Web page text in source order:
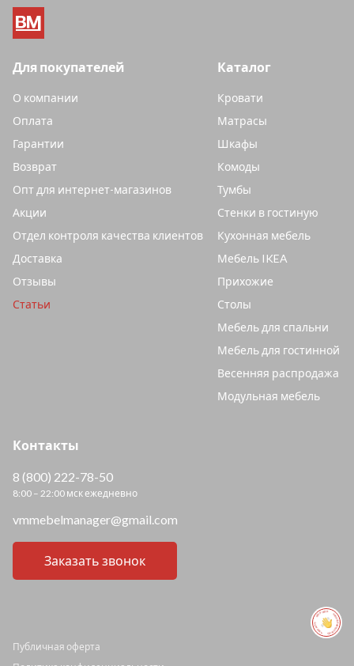
ПОМОЩЬ ПОМОЩЬ ПОМОЩЬ ПОМОЩЬ
Контакты
8 (800) 222-78-50
8:00 – 22:00 мск ежедневно
vmmebelmanager@gmail.com
Заказать звонок
Публичная оферта
Каталог
Кровати
Матрасы
Шкафы
Комоды
Тумбы
Стенки в гостиную
Кухонная мебель
Мебель IKEA
Прихожие
Столы
Мебель для спальни
Мебель для гостинной
Весенняя распродажа
Модульная мебель
Для покупателей
О компании
Оплата
Гарантии
Возврат
Опт для интернет-магазинов
Акции
Отдел контроля качества клиентов
Доставка
Отзывы
Статьи